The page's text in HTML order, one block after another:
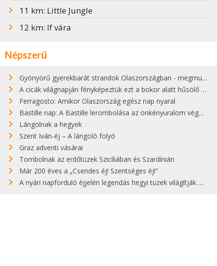
11 km: Little Jungle
12 km: If vára
Népszerű
Gyönyörű gyerekbarát strandok Olaszországban - megmutatjuk a 15 legjobbat
A cicák világnapján fényképeztük ezt a bokor alatt hűsölő cicát Kisorosziban
Ferragosto: Amikor Olaszország egész nap nyaral
Bastille nap: A Bastille lerombolása az önkényuralom végét jelentette
Lángolnak a hegyek
Szent Iván-éj – A lángoló folyó
Graz adventi vásárai
Tombolnak az erdőtüzek Szicíliában és Szardínián
Már 200 éves a „Csendes éj! Szentséges éj!”
A nyári napforduló éjjelén legendás hegyi tüzek világítják meg Zugspitzét